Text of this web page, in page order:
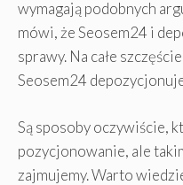
wymagają podobnych
mówi, że Seosem24 i
sprawy. Na całe
Seosem24
Są sposoby oczywiście,
pozycjonowanie, ale
zajmujemy. Warto